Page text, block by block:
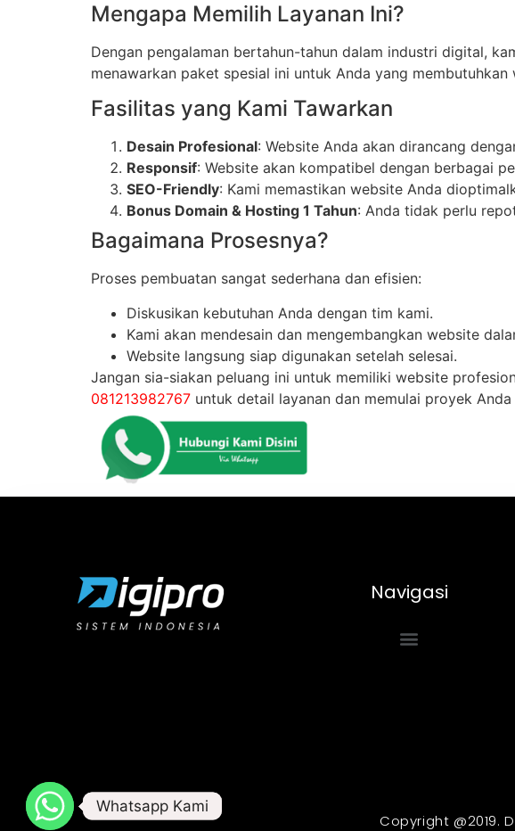
Mengapa Memilih Layanan Ini?
Dengan pengalaman bertahun-tahun dalam industri digital,
menawarkan paket spesial ini untuk Anda yang
Fasilitas yang Kami Tawarkan
Desain Profesional: Website Anda akan dirancang
Responsif: Website akan kompatibel dengan berbagai
SEO-Friendly: Kami memastikan website Anda
Bonus Domain & Hosting 1 Tahun: Anda tidak perlu
Bagaimana Prosesnya?
Proses pembuatan sangat sederhana dan efisien:
Diskusikan kebutuhan Anda dengan tim kami.
Kami akan mendesain dan mengembangkan website
Website langsung siap digunakan setelah selesai.
Jangan sia-siakan peluang ini untuk memiliki website
081213982767 untuk detail layanan dan memulai proyek Anda
Navigasi
Copyright @2019.
Whatsapp Kami
Whatsapp Kami